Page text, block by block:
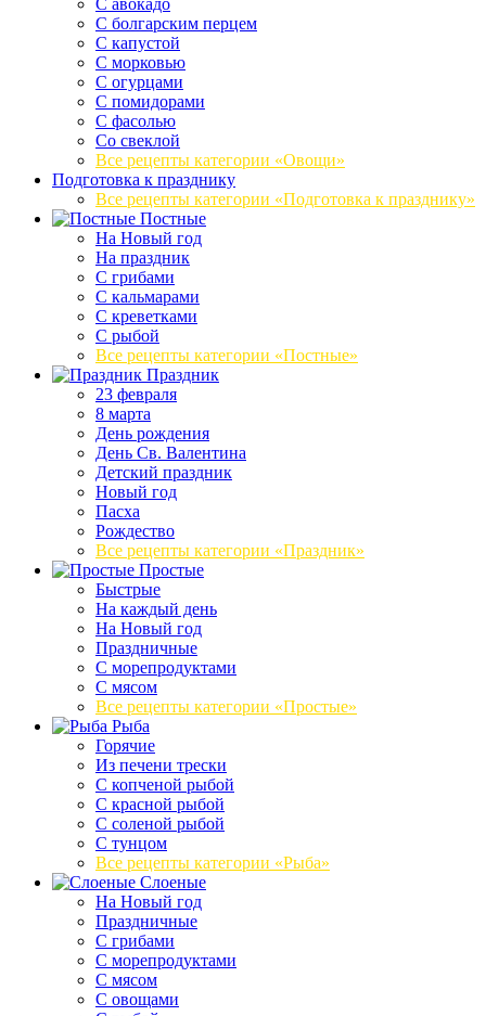
С болгарским перцем
С капустой
С морковью
С огурцами
С помидорами
С фасолью
Со свеклой
Все рецепты категории «Овощи»
Подготовка к празднику
Все рецепты категории «Подготовка к празднику»
Постные
На Новый год
На праздник
С грибами
С кальмарами
С креветками
С рыбой
Все рецепты категории «Постные»
Праздник
23 февраля
8 марта
День рождения
День Св. Валентина
Детский праздник
Новый год
Пасха
Рождество
Все рецепты категории «Праздник»
Простые
Быстрые
На каждый день
На Новый год
Праздничные
С морепродуктами
С мясом
Все рецепты категории «Простые»
Рыба
Горячие
Из печени трески
С копченой рыбой
С красной рыбой
С соленой рыбой
С тунцом
Все рецепты категории «Рыба»
Слоеные
На Новый год
Праздничные
С грибами
С морепродуктами
С мясом
С овощами